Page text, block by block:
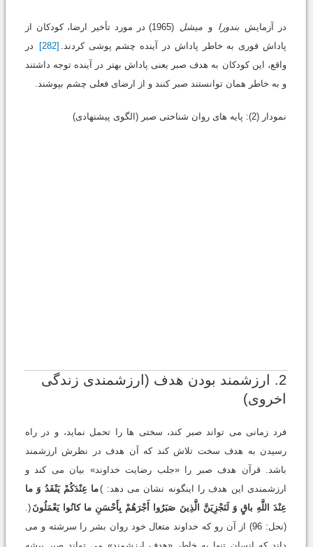
در آزمایش بندورا و میشل
(1965) در مورد تأخیر ارضا، کودکان از
پاداش فوری به خاطر پاداش در آینده چشم پوشی کردند.
[282]
در
واقع، این کودکان به هدف صبر یعنی پاداش بهتر در آینده توجه داشتند
و به خاطر همان توانستند صبر کنند و از ارضای فعلی چشم بپوشند.
نمودار (2): پایه های روان شناختی صبر (الگوی پیشنهادی)
2. ارزشمند بودن هدف (ارزشمندی زندگی
اخروی)
فرد زمانی می تواند صبر کند، سختی ها را تحمل نماید، و در راه
رسیدن به هدف سخت تلاش کند که آن هدف در نظرش ارزشمند
باشد. قرآن هدف صبر را «جلب رضایت خداوند» بیان می کند و
ارزشمندی این هدف را اینگونه نشان می دهد: )ما عِنْدَکُمْ یَنْفَدُ وَ ما
عِنْدَ اللَّهِ باقٍ وَ لَنَجْزِیَنَّ الَّذِینَ صَبَرُوا أَجْرَهُمْ بِأَحْسَنِ ما کانُوا یَعْمَلُونَ (.
(نحل: 96) از آن رو که خداوند متعال خود روان بشر را سرشته و می